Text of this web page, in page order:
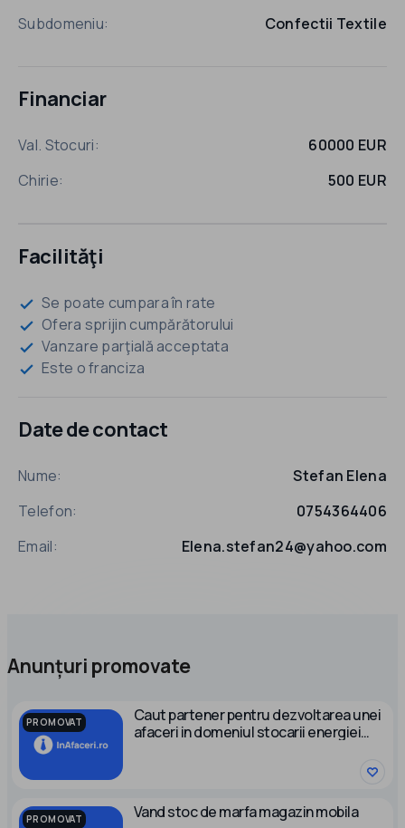
Subdomeniu:
Confectii Textile
Financiar
Val. Stocuri:
60000 EUR
Chirie:
500 EUR
Facilităţi
check Se poate cumpara în rate
check Ofera sprijin cumpărătorului
check Vanzare parţială acceptata
check Este o franciza
Date de contact
Nume:
Stefan Elena
Telefon:
0754364406
Email:
Elena.stefan24@yahoo.com
Anunțuri promovate
PROMOVAT
Caut partener pentru dezvoltarea unei
afaceri in domeniul stocarii energiei
PROMOVAT Vand stoc de marfa magazin mobila